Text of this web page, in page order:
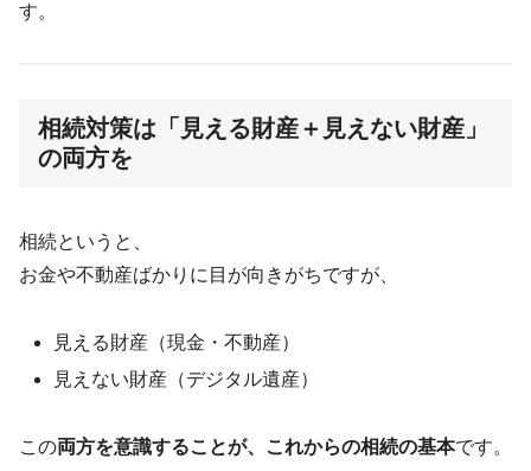
す。
相続対策は「見える財産＋見えない財産」
の両方を
相続というと、
お金や不動産ばかりに目が向きがちですが、
見える財産（現金・不動産）
見えない財産（デジタル遺産）
この両方を意識することが、これからの相続の基本です。